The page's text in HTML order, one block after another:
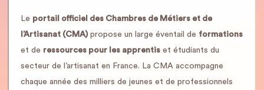
Le portail officiel des Chambres de Métiers et de
l’Artisanat (CMA)propose un large éventail de formations
et de ressources pour les apprentis et étudiants du
secteur de l’artisanat en France. La CMA accompagne
chaque année des milliers de jeunes et de professionnels